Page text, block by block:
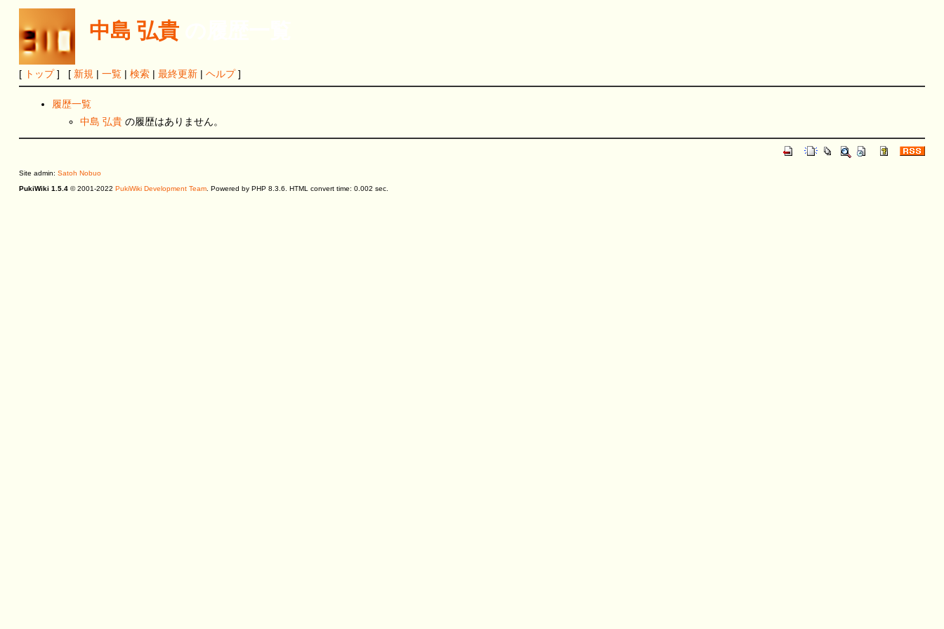
中島 弘貴の履歴一覧
[ トップ] [ 新規 | 一覧| 検索| 最終更新| ヘルプ]
履歴一覧
中島 弘貴 の履歴はありません。
Site admin: Satoh Nobuo
PukiWiki 1.5.4© 2001-2022 PukiWiki Development Team. Powered by PHP 8.3.6. HTML convert time: 0.002 sec.